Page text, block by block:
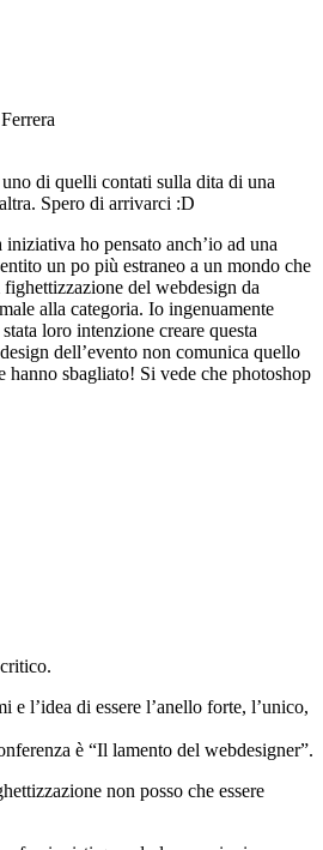
di quelli contati sulla dita di una
Spero di arrivarci :D
ho pensato anch’io ad una
un po più estraneo a un mondo che
del webdesign da
alla categoria. Io ingenuamente
loro intenzione creare questa
dell’evento non comunica quello
sbagliato! Si vede che photoshop
e l’idea di essere l’anello forte, l’unico,
è “Il lamento del webdesigner”.
non posso che essere